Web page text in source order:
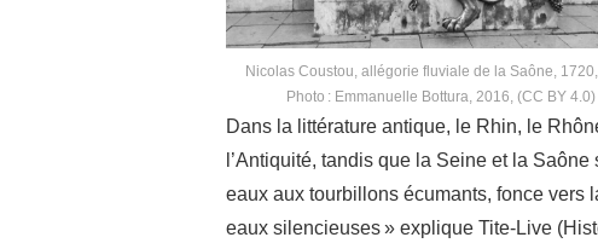
Nicolas Coustou, allégorie fluviale de la Saône,
Photo : Emmanuelle Bottura, 2016, (CC BY 4.0)
Dans la littérature antique, le Rhin, le
l’Antiquité, tandis que la Seine et la
eaux aux tourbillons écumants, fonce vers
eaux silencieuses » explique Tite-Live